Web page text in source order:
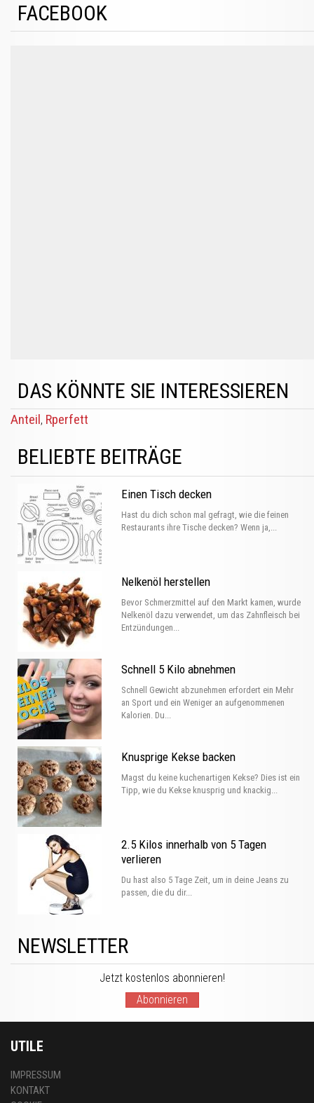
FACEBOOK
DAS KÖNNTE SIE INTERESSIEREN
Anteil, Rperfett
BELIEBTE BEITRÄGE
Einen Tisch decken
Hast du dich schon mal gefragt, wie die feinen
Restaurants ihre Tische decken? Wenn ja,...
Nelkenöl herstellen
Bevor Schmerzmittel auf den Markt kamen, wurde
Nelkenöl dazu verwendet, um das Zahnfleisch bei
Entzündungen...
Schnell 5 Kilo abnehmen
Schnell Gewicht abzunehmen erfordert ein Mehr
an Sport und ein Weniger an aufgenommenen
Kalorien. Du...
Knusprige Kekse backen
Magst du keine kuchenartigen Kekse? Dies ist ein
Tipp, wie du Kekse knusprig und knackig...
2.5 Kilos innerhalb von 5 Tagen
verlieren
Du hast also 5 Tage Zeit, um in deine Jeans zu
passen, die du dir...
NEWSLETTER
Jetzt kostenlos abonnieren!
Abonnieren
UTILE
IMPRESSUM
KONTAKT